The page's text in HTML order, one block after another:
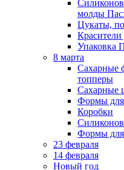
молды
Цукаты,
Красители
Упаковка
8 марта
Сахарные
топперы
Сахарные
Формы для
Коробки
Формы для
23 февраля
14 февраля
Новый год